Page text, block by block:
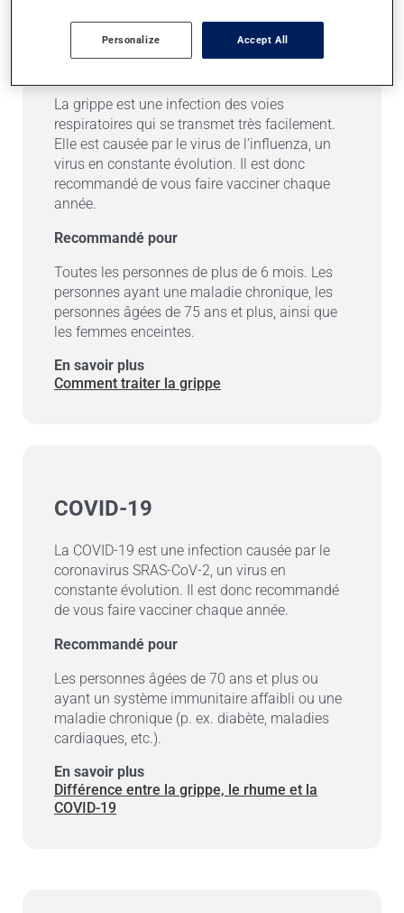
GRIPPE
La grippe est une infection des voies
respiratoires qui se transmet très facilement.
Elle est causée par le virus de l’influenza, un
virus en constante évolution. Il est donc
recommandé de vous faire vacciner chaque
année.
Recommandé pour
Toutes les personnes de plus de 6 mois. Les
personnes ayant une maladie chronique, les
personnes âgées de 75 ans et plus, ainsi que
les femmes enceintes.
En savoir plus
Comment traiter la grippe
COVID-19
La COVID-19 est une infection causée par le
coronavirus SRAS-CoV-2, un virus en
constante évolution. Il est donc recommandé
de vous faire vacciner chaque année.
Recommandé pour
Les personnes âgées de 70 ans et plus ou
ayant un système immunitaire affaibli ou une
maladie chronique (p. ex. diabète, maladies
cardiaques, etc.).
En savoir plus
Différence entre la grippe, le rhume et la
COVID-19
Personalize Accept All